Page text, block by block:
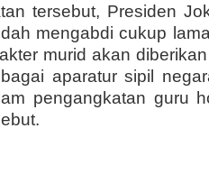
tersebut, Presiden
mengabdi cukup
murid akan
aparatur sipil
pengangkatan guru